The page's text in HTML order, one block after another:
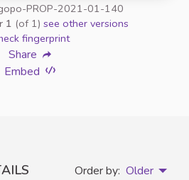
PROP-2021-01-140
1 (of 1) see other versions
fingerprint
Share
Embed
Order by: Older